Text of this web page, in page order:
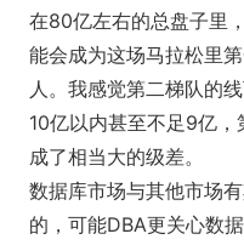
在80亿左右的总盘子里
能会成为这场马拉松里
人。我感觉第二梯队的
10亿以内甚至不足9亿
成了相当大的级差。
数据库市场与其他市场
的，可能DBA更关心数